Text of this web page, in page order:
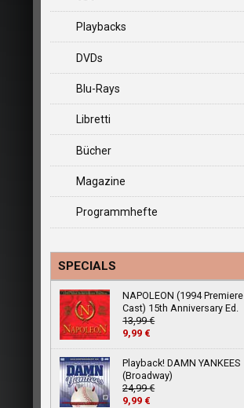
Playbacks
DVDs
Blu-Rays
Libretti
Bücher
Magazine
Programmhefte
SPECIALS
NAPOLEON (1994 Premiere
Cast) 15th Anniversary Ed.
13,99 €
9,99 €
Playback! DAMN YANKEES
(Broadway)
24,99 €
9,99 €